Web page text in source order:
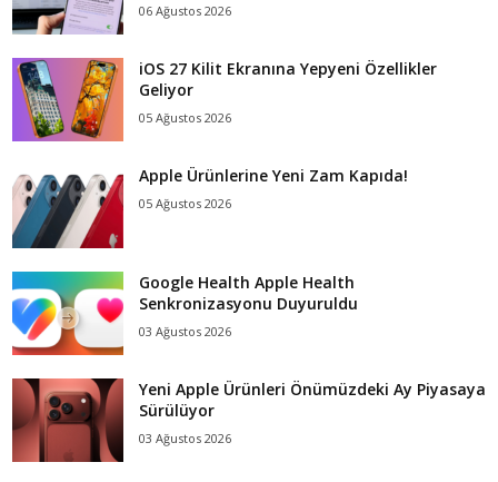
06 Ağustos 2026
iOS 27 Kilit Ekranına Yepyeni Özellikler
Geliyor
05 Ağustos 2026
Apple Ürünlerine Yeni Zam Kapıda!
05 Ağustos 2026
Google Health Apple Health
Senkronizasyonu Duyuruldu
03 Ağustos 2026
Yeni Apple Ürünleri Önümüzdeki Ay Piyasaya
Sürülüyor
03 Ağustos 2026